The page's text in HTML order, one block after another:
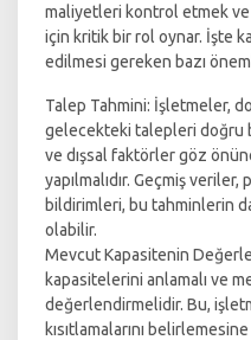
maliyetleri kontrol etmek
için kritik bir rol oynar. İşte
edilmesi gereken bazı
Talep Tahmini: İşletmeler,
gelecekteki talepleri doğru
ve dışsal faktörler göz
yapılmalıdır. Geçmiş
bildirimleri, bu tahminlerin
olabilir.
Mevcut Kapasitenin
kapasitelerini anlamalı ve
değerlendirmelidir. Bu,
kısıtlamalarını